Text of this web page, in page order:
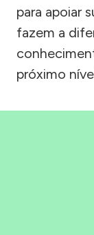
para apoiar
fazem a
próximo